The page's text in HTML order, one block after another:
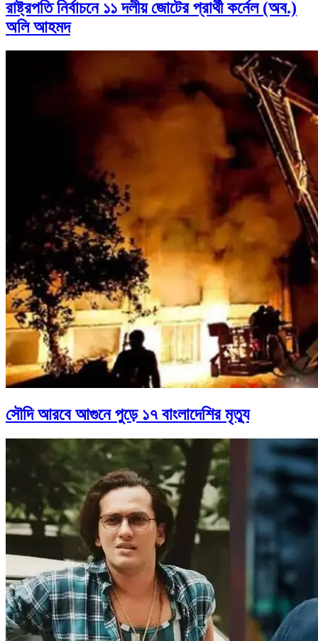
রাষ্ট্রপতি নির্বাচনে ১১ দলীয় জোটের প্রার্থী কর্নেল (অব.)
অলি আহমদ
সৌদি আরবে আগুনে পুড়ে ১৭ বাংলাদেশির মৃত্যু